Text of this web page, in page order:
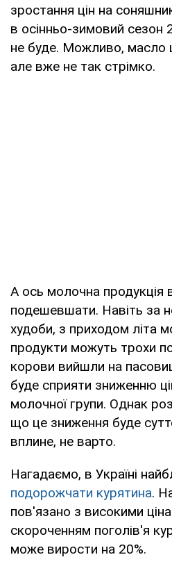
зростання цін на
в осінньо-зимовий
не буде. Можливо, масло
але вже не так стрімко.
А ось молочна продукція
подешевшати. Навіть за
худоби, з приходом літа
продукти можуть трохи
корови вийшли на
буде сприяти зниженню
молочної групи. Однак
що це зниження буде
вплине, не варто.
Нагадаємо, в Україні
подорожчати курятина.
пов'язано з високими
скороченням поголів'я
може вирости на 20%.